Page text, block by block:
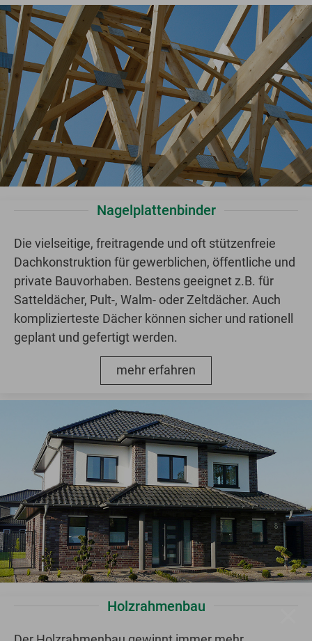
Nagelplattenbinder
Die vielseitige, freitragende und oft stützenfreie
Dachkonstruktion für gewerblichen, öffentliche und
private Bauvorhaben. Bestens geeignet z.B. für
Satteldächer, Pult-, Walm- oder Zeltdächer. Auch
komplizierteste Dächer können sicher und rationell
geplant und gefertigt werden.
mehr erfahren
Holzrahmenbau